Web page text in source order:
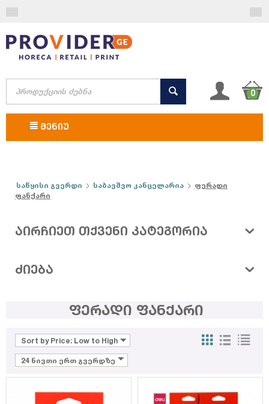
0
ᲛᲔᲜᲘᲣ
საწყისი გვერდი საბავშვო კანცელარია
ფერადი
ფანქარი
ᲐᲘᲠᲩᲘᲔᲗ ᲗᲥᲕᲔᲜᲘ ᲙᲐᲢᲔᲒᲝᲠᲘᲐ
ᲫᲘᲔᲑᲐ
ფერადი ფანქარი
Sort by Price: Low to High
24 ნივთი ერთ გვერდზე